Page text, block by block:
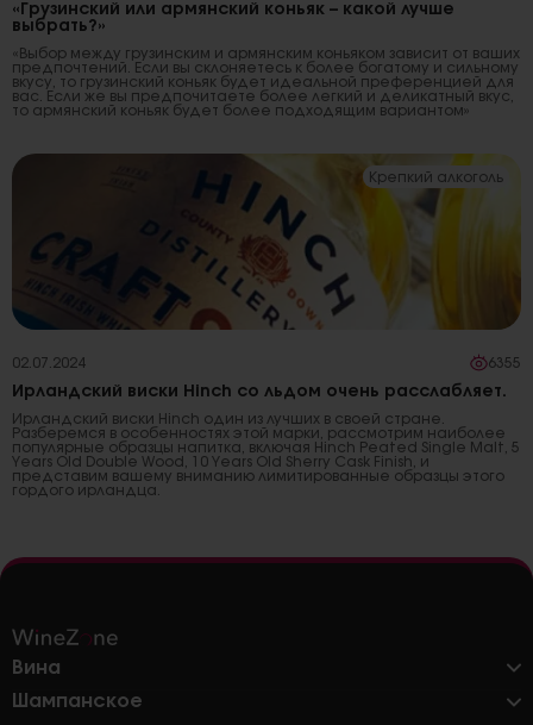
«Грузинский или армянский коньяк – какой лучше
выбрать?»
«Выбор между грузинским и армянским коньяком зависит от ваших
предпочтений. Если вы склоняетесь к более богатому и сильному
вкусу, то грузинский коньяк будет идеальной преференцией для
вас. Если же вы предпочитаете более легкий и деликатный вкус,
то армянский коньяк будет более подходящим вариантом»
Крепкий алкоголь
02.07.2024 6355
Ирландский виски Hinch со льдом очень расслабляет.
Ирландский виски Hinch один из лучших в своей стране.
Разберемся в особенностях этой марки, рассмотрим наиболее
популярные образцы напитка, включая Hinch Peated Single Malt, 5
Years Old Double Wood, 10 Years Old Sherry Cask Finish, и
представим вашему вниманию лимитированные образцы этого
гордого ирландца.
Вина
Шампанское